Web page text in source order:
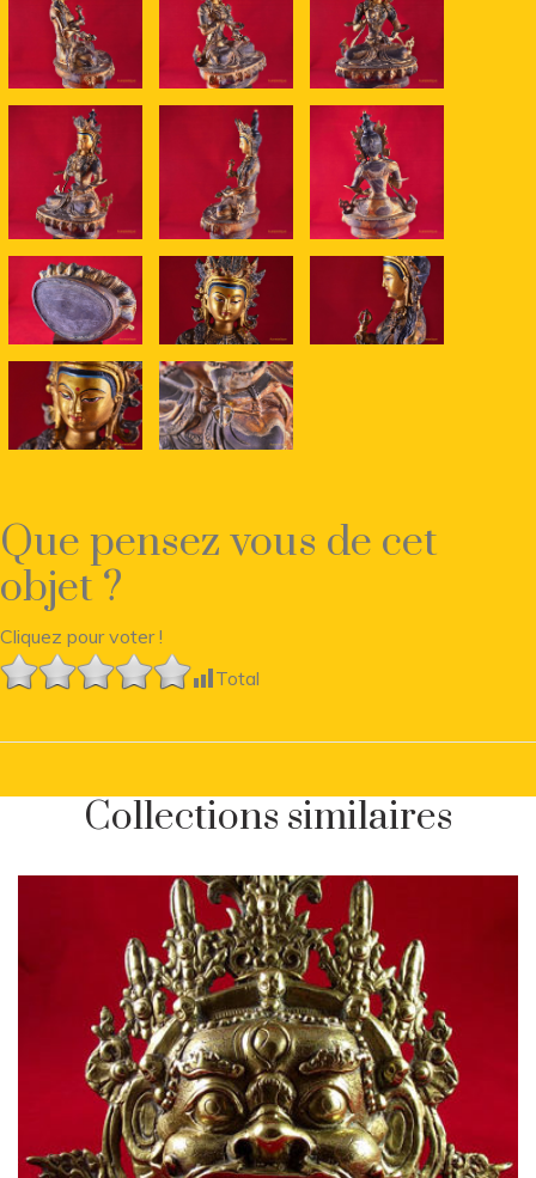
Que pensez vous de cet
objet ?
Cliquez pour voter !
Total
Collections similaires